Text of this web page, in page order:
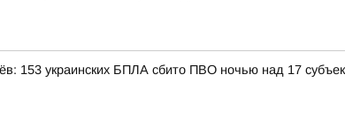
153 украинских БПЛА сбито ПВО ночью над 17